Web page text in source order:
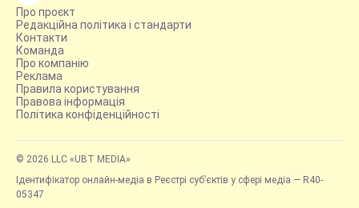
Про проєкт
Редакційна політика і стандарти
Контакти
Команда
Про компанію
Реклама
Правила користування
Правова інформація
Політика конфіденційності
© 2026 LLC «UBT MEDIA»
Ідентифікатор онлайн-медіа в Реєстрі суб’єктів у сфері медіа — R40-
05347